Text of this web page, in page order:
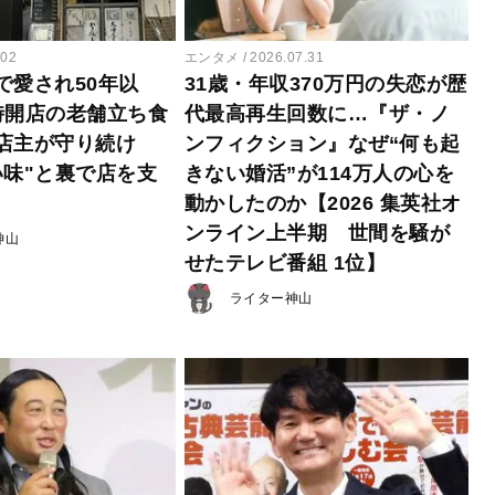
愛され50年以
店の老舗立ち食
主が守り続け
"と裏で店を支
山
エンタメ 2026.07.31
31歳・年収370万円の失恋が歴
代最高再生回数に…『ザ・ノ
ンフィクション』なぜ“何も起
きない婚活”が114万人の心を
動かしたのか【2026 集英社オ
ンライン上半期 世間を騒が
せたテレビ番組 1位】
ライター神山